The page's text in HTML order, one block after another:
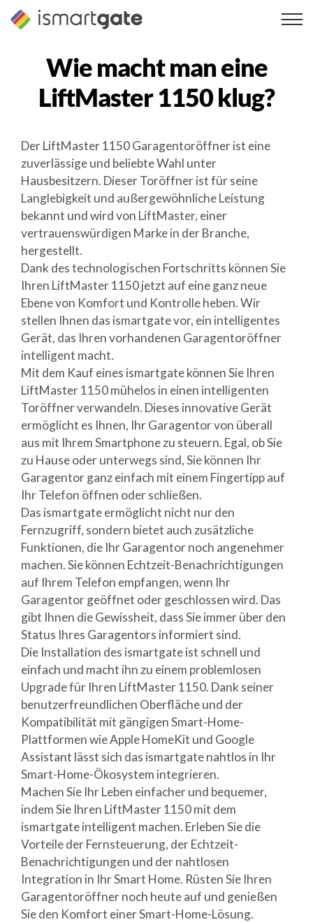
Zum
Inhalt
Wie macht man eine
LiftMaster 1150klug?
Der LiftMaster 1150 Garagentoröffner ist eine
zuverlässige und beliebte Wahl unter
Hausbesitzern. Dieser Toröffner ist für seine
Langlebigkeit und außergewöhnliche Leistung
bekannt und wird von LiftMaster, einer
vertrauenswürdigen Marke in der Branche,
hergestellt.
Dank des technologischen Fortschritts können Sie
Ihren LiftMaster 1150 jetzt auf eine ganz neue
Ebene von Komfort und Kontrolle heben. Wir
stellen Ihnen das ismartgate vor, ein intelligentes
Gerät, das Ihren vorhandenen Garagentoröffner
intelligent macht.
Mit dem Kauf eines ismartgate können Sie Ihren
LiftMaster 1150 mühelos in einen intelligenten
Toröffner verwandeln. Dieses innovative Gerät
ermöglicht es Ihnen, Ihr Garagentor von überall
aus mit Ihrem Smartphone zu steuern. Egal, ob Sie
zu Hause oder unterwegs sind, Sie können Ihr
Garagentor ganz einfach mit einem Fingertipp auf
Ihr Telefon öffnen oder schließen.
Das ismartgate ermöglicht nicht nur den
Fernzugriff, sondern bietet auch zusätzliche
Funktionen, die Ihr Garagentor noch angenehmer
machen. Sie können Echtzeit-Benachrichtigungen
auf Ihrem Telefon empfangen, wenn Ihr
Garagentor geöffnet oder geschlossen wird. Das
gibt Ihnen die Gewissheit, dass Sie immer über den
Status Ihres Garagentors informiert sind.
Die Installation des ismartgate ist schnell und
einfach und macht ihn zu einem problemlosen
Upgrade für Ihren LiftMaster 1150. Dank seiner
benutzerfreundlichen Oberfläche und der
Kompatibilität mit gängigen Smart-Home-
Plattformen wie Apple HomeKit und Google
Assistant lässt sich das ismartgate nahtlos in Ihr
Smart-Home-Ökosystem integrieren.
Machen Sie Ihr Leben einfacher und bequemer,
indem Sie Ihren LiftMaster 1150 mit dem
ismartgate intelligent machen. Erleben Sie die
Vorteile der Fernsteuerung, der Echtzeit-
Benachrichtigungen und der nahtlosen
Integration in Ihr Smart Home. Rüsten Sie Ihren
Garagentoröffner noch heute auf und genießen
Sie den Komfort einer Smart-Home-Lösung.